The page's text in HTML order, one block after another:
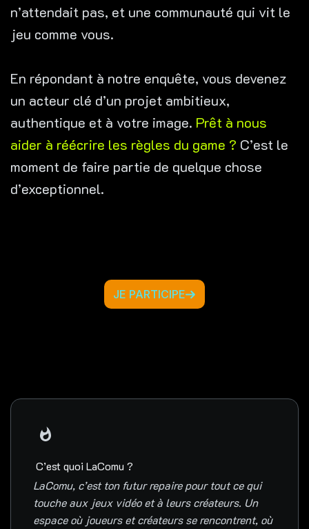
n’attendait pas, et une communauté qui vit le
jeu comme vous.
En répondant à notre enquête, vous devenez
un acteur clé d’un projet ambitieux,
authentique et à votre image. Prêt à nous
aider à réécrire les règles du game ? C’est le
moment de faire partie de quelque chose
d’exceptionnel.
JE PARTICIPE
C’est quoi LaComu ?
LaComu, c’est ton futur repaire pour tout ce qui
touche aux jeux vidéo et à leurs créateurs. Un
espace où joueurs et créateurs se rencontrent, où